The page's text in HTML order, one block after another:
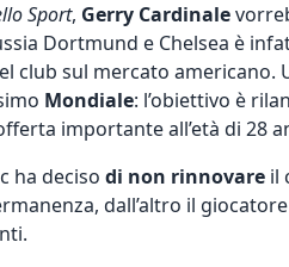
Sport, Gerry Cardinale
Dortmund e Chelsea è
club sul mercato americano.
Mondiale: l’obiettivo è
importante all’età di 28
ha deciso di non rinnovare il
dall’altro il